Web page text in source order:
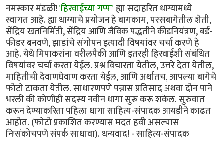
नमस्कार मंडळी!'हिरवाईच्या गप्पा'ह्या सदाहरित धाग्यामध्ये
स्वागत आहे. ह्या धाग्याचे प्रयोजन हे बागकाम, परसबागेतील शेती,
सेंद्रिय खतनिर्मिती, सेंद्रिय आणि जैविक पद्धतीने कीडनियंत्रण, बर्ड-
फीडर बनवणे, झाडांचे संगोपन इत्यादी विषयांवर चर्चा करणे हे
आहे. येथे मिपाकरांना वरीलपैकी आणि इतरही हिरवाईशी संबंधित
विषयांवर चर्चा करता येईल. प्रश्न विचारता येतील, उत्तरे देता येतील,
माहितीची देवाणघेवाण करता येईल, आणि अर्थातच, आपल्या बागेचे
फोटो टाकता येतील. साधारणपणे पन्नास प्रतिसाद अथवा दोन पाने
भरली की कोणीही सदस्य नवीन धागा सुरू करू शकेल. सुरुवात
करून देण्याकरिता पहिला धागा साहित्य-संपादक आयडीने काढत
आहोत. (फोटो प्रकाशित करण्यास मदत हवी असल्यास
निःसंकोचपणे संपर्क साधावा). धन्यवाद! - साहित्य-संपादक